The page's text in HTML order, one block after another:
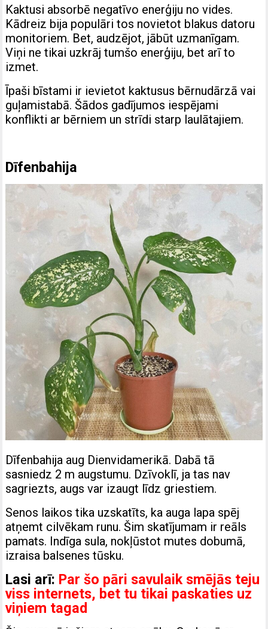
Kaktusi absorbē negatīvo enerģiju no vides.
Kādreiz bija populāri tos novietot blakus datoru
monitoriem. Bet, audzējot, jābūt uzmanīgam.
Viņi ne tikai uzkrāj tumšo enerģiju, bet arī to
izmet.
Īpaši bīstami ir ievietot kaktusus bērnudārzā vai
guļamistabā. Šādos gadījumos iespējami
konflikti ar bērniem un strīdi starp laulātajiem.
Dīfenbahija
Dīfenbahija aug Dienvidamerikā. Dabā tā
sasniedz 2 m augstumu. Dzīvoklī, ja tas nav
sagriezts, augs var izaugt līdz griestiem.
Senos laikos tika uzskatīts, ka auga lapa spēj
atņemt cilvēkam runu. Šim skatījumam ir reāls
pamats. Indīga sula, nokļūstot mutes dobumā,
izraisa balsenes tūsku.
Lasi arī: Par šo pāri savulaik smējās teju
viss internets, bet tu tikai paskaties uz
viņiem tagad